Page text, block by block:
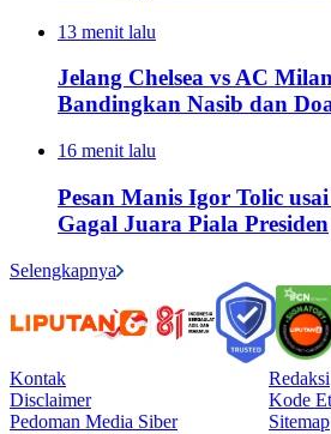
13 menit lalu
Jelang Chelsea vs AC
Bandingkan Nasib dan
16 menit lalu
Pesan Manis Igor Tolic
Gagal Juara Piala Presiden
Selengkapnya
Kontak
Redaksi
Disclaimer
Kode
Pedoman Media Siber
Sitemap